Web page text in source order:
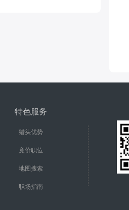
特色服务
猎头优势
竟价职位
地图搜索
职场指南